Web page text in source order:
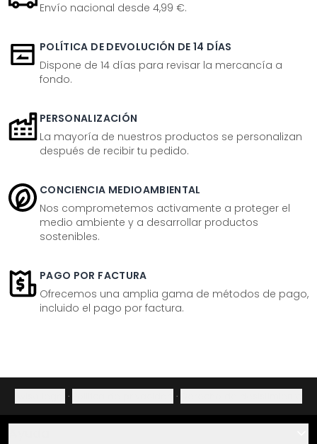
Envío nacional desde 4,99 €.
POLÍTICA DE DEVOLUCIÓN DE 14 DÍAS
Dispone de 14 días para revisar la mercancía a
fondo.
PERSONALIZACIÓN
La mayoría de nuestros productos se personalizan
después de recibir tu pedido.
CONCIENCIA MEDIOAMBIENTAL
Nos comprometemos activamente a proteger el
medio ambiente y a desarrollar productos
sostenibles.
PAGO POR FACTURA
Ofrecemos una amplia gama de métodos de pago,
incluido el pago por factura.
· ·